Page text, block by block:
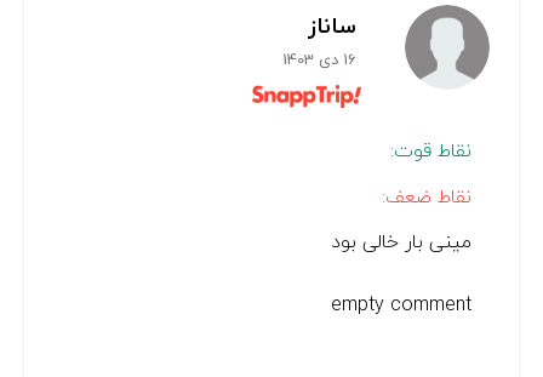
ساناز
16 دی 1403
نقاط قوت:
نقاط ضعف:
مینی بار خالی بود
empty comment